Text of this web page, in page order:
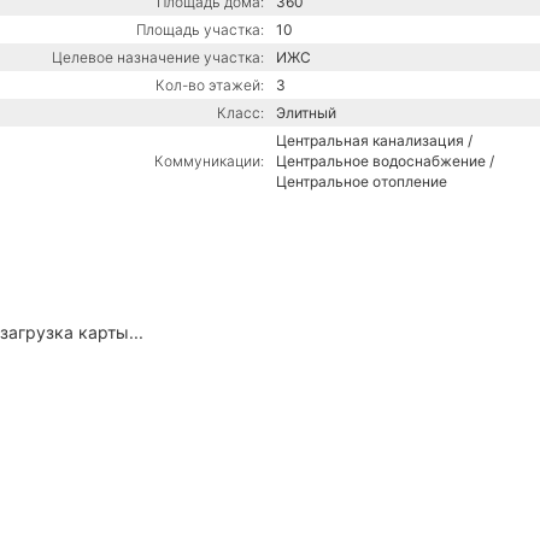
Площадь участка:
10
Целевое назначение участка:
ИЖС
Кол-во этажей:
3
Класс:
Элитный
Коммуникации:
Центральная канализация /
Центральное водоснабжение /
Центральное отопление
загрузка карты...